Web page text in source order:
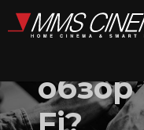
KEF